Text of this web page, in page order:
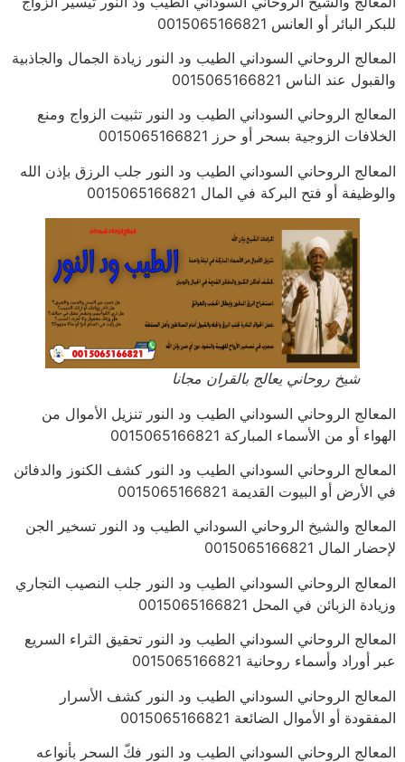
للبكر البائر أو العانس 0015065166821
المعالج الروحاني السوداني الطيب ود النور زيادة الجمال والجاذبية
والقبول عند الناس 0015065166821
المعالج الروحاني السوداني الطيب ود النور تثبيت الزواج ومنع
الخلافات الزوجية بسحر أو حرز 0015065166821
المعالج الروحاني السوداني الطيب ود النور جلب الرزق بإذن الله
والوظيفة أو فتح البركة في المال 0015065166821
شيخ روحاني يعالج بالقران مجانا
المعالج الروحاني السوداني الطيب ود النور تنزيل الأموال من
الهواء أو من الأسماء المباركة 0015065166821
المعالج الروحاني السوداني الطيب ود النور كشف الكنوز والدفائن
في الأرض أو البيوت القديمة 0015065166821
المعالج والشيخ الروحاني السوداني الطيب ود النور تسخير الجن
لإحضار المال 0015065166821
المعالج الروحاني السوداني الطيب ود النور جلب النصيب التجاري
وزيادة الزبائن في المحل 0015065166821
المعالج الروحاني السوداني الطيب ود النور تحقيق الثراء السريع
عبر أوراد وأسماء روحانية 0015065166821
المعالج الروحاني السوداني الطيب ود النور كشف الأسرار
المفقودة أو الأموال الضائعة 0015065166821
المعالج الروحاني السوداني الطيب ود النور فكّ السحر بأنواعه